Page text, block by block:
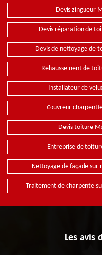
Devis zingueur
Devis réparation de
Devis de nettoyage de
Rehaussement de
Installateur de
Couvreur
Devis toiture
Entreprise de
Nettoyage de façade sur
Traitement de charpente
Les avis